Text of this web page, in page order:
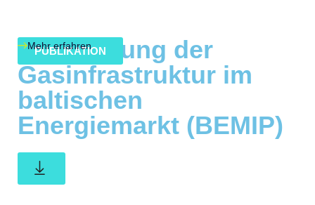
PUBLIKATION
Entwicklung der
Gasinfrastruktur im
baltischen
Energiemarkt (BEMIP)
Mehr erfahren